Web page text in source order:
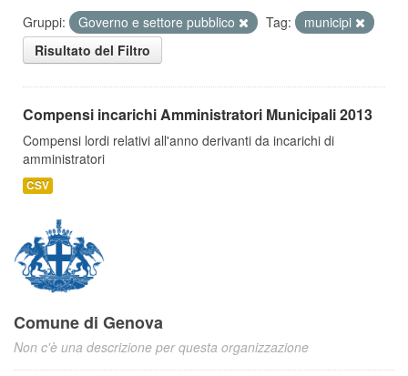
Gruppi: Governo e settore pubblico Tag:
municipi
Risultato del Filtro
Compensi incarichi Amministratori Municipali 2013
Compensi lordi relativi all'anno derivanti da incarichi di
amministratori
CSV
Comune di Genova
Non c'è una descrizione per questa organizzazione